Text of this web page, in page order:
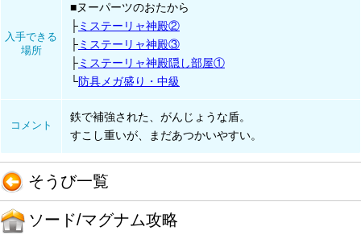
入手できる
場所
■ヌーパーツのおたから
ミステーリャ神殿②
ミステーリャ神殿③
ミステーリャ神殿隠し部屋①
防具メガ盛り・中級
コメント
鉄で補強された、がんじょうな盾。
すこし重いが、まだあつかいやすい。
そうび一覧
ソード/マグナム攻略